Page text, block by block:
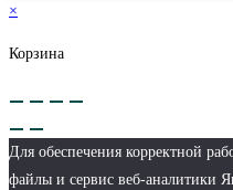
×
Корзина
Для обеспечения корректной
файлы и сервис веб-аналитики